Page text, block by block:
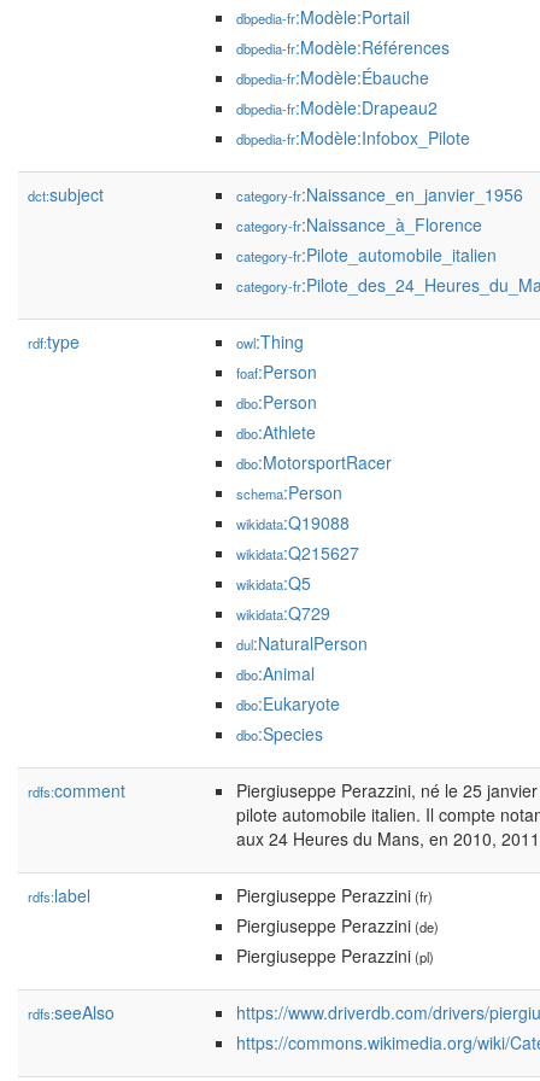
dbpedia-fr:Modèle:Portail
dbpedia-fr:Modèle:Références
dbpedia-fr:Modèle:Ébauche
dbpedia-fr:Modèle:Drapeau2
dbpedia-fr:Modèle:Infobox_Pilote
dct:subject category-fr:Naissance_en_janvier_1956
category-fr:Naissance_à_Florence
category-fr:Pilote_automobile_italien
category-fr
rdf:type owl:Thing
foaf:Person
dbo:Person
dbo:Athlete
dbo:MotorsportRacer
schema:Person
wikidata:Q19088
wikidata:Q215627
wikidata:Q5
wikidata:Q729
dul:NaturalPerson
dbo:Animal
dbo:Eukaryote
dbo:Species
rdfs:comment
Piergiuseppe Perazzini, né le 25
pilote automobile italien. Il compte
aux 24 Heures du Mans, en 2010,
rdfs:label Piergiuseppe Perazzini(fr)
Piergiuseppe Perazzini(de)
Piergiuseppe Perazzini(pl)
rdfs:seeAlso
https://www.driverdb.com/drivers/
https://commons.wikimedia.org/wiki/